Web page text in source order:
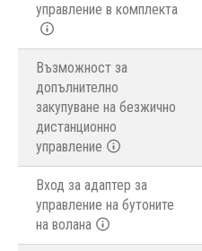
управление в комплекта
Възможност за
допълнително
закупуване на безжично
дистанционно
управление
Вход за адаптер за
управление на бутоните
на волана